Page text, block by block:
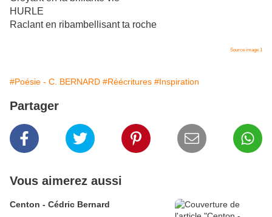
HURLE
Raclant en ribambellisant ta roche
Source image 1
#Poésie - C. BERNARD #Réécritures #Inspiration
Partager
Vous aimerez aussi
Centon - Cédric Bernard